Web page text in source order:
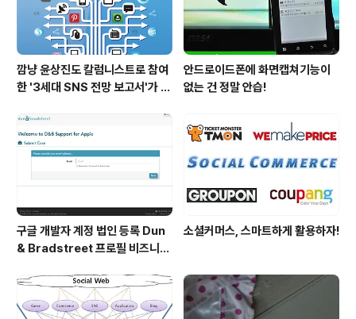
깜냥 윤상진도 칼럼니스트로 참여
한 '3세대 SNS 전망 보고서'가 발
안드로이드폰에 화면캡쳐기능이
없는 건 정말 안습!
구글 개발자 계정 법인 등록 Dun
& Bradstreet 프로필 비즈니스
소셜커머스, 스마트하게 활용하자!